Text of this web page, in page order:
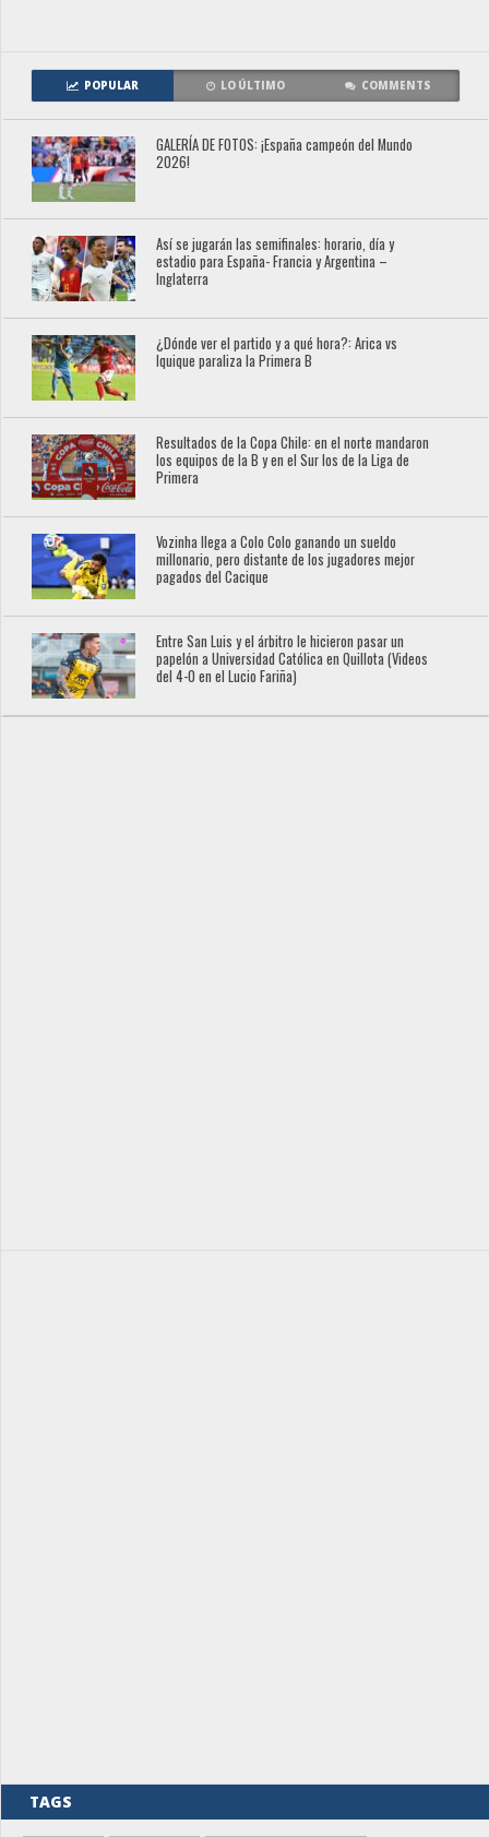
POPULAR LO ÚLTIMO COMMENTS
GALERÍA DE FOTOS: ¡España campeón del Mundo
2026!
Así se jugarán las semifinales: horario, día y
estadio para España- Francia y Argentina –
Inglaterra
¿Dónde ver el partido y a qué hora?: Arica vs
Iquique paraliza la Primera B
Resultados de la Copa Chile: en el norte mandaron
los equipos de la B y en el Sur los de la Liga de
Primera
Vozinha llega a Colo Colo ganando un sueldo
millonario, pero distante de los jugadores mejor
pagados del Cacique
Entre San Luis y el árbitro le hicieron pasar un
papelón a Universidad Católica en Quillota (Videos
del 4-0 en el Lucio Fariña)
TAGS